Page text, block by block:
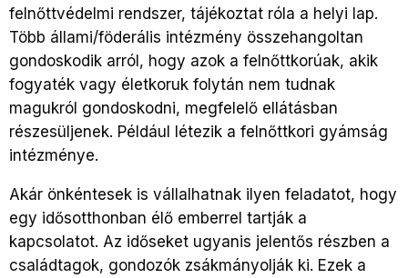
felnőttvédelmi rendszer, tájékoztat róla a helyi lap.
Több állami/föderális intézmény összehangoltan
gondoskodik arról, hogy azok a felnőttkorúak, akik
fogyaték vagy életkoruk folytán nem tudnak
magukról gondoskodni, megfelelő ellátásban
részesüljenek. Például létezik a felnőttkori gyámság
intézménye.
Akár önkéntesek is vállalhatnak ilyen feladatot, hogy
egy idősotthonban élő emberrel tartják a
kapcsolatot. Az időseket ugyanis jelentős részben a
családtagok, gondozók zsákmányolják ki. Ezek a